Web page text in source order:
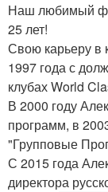
Наш любимый
25 лет!
Свою карьеру в
1997 года с
клубах World
В 2000 году
программ, в
"Групповые
С 2015 года
директора